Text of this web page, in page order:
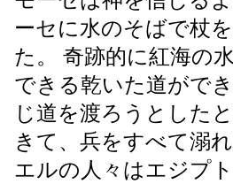
ーセに水のそばで杖
た。 奇跡的に紅海の
できる乾いた道がで
じ道を渡ろうとした
きて、兵をすべて溺
エルの人々はエジプ